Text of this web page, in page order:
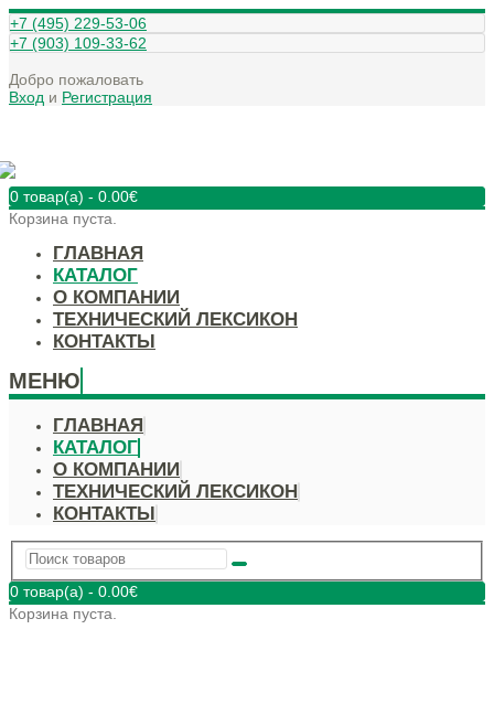
+7 (495) 229-53-06
+7 (903) 109-33-62
Добро пожаловать
Вход и Регистрация
0 товар(а) - 0.00€
Корзина пуста.
ГЛАВНАЯ
КАТАЛОГ
О КОМПАНИИ
ТЕХНИЧЕСКИЙ ЛЕКСИКОН
КОНТАКТЫ
МЕНЮ
ГЛАВНАЯ
КАТАЛОГ
О КОМПАНИИ
ТЕХНИЧЕСКИЙ ЛЕКСИКОН
КОНТАКТЫ
0 товар(а) - 0.00€
Корзина пуста.